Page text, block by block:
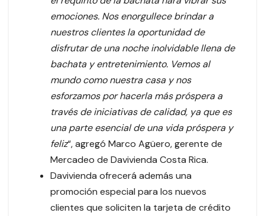
emociones. Nos enorgullece brindar a
nuestros clientes la oportunidad de
disfrutar de una noche inolvidable llena de
bachata y entretenimiento. Vemos al
mundo como nuestra casa y nos
esforzamos por hacerla más próspera a
través de iniciativas de calidad, ya que es
una parte esencial de una vida próspera y
feliz“, agregó Marco Agüero, gerente de
Mercadeo de Davivienda Costa Rica.
Davivienda ofrecerá además una
promoción especial para los nuevos
clientes que soliciten la tarjeta de crédito